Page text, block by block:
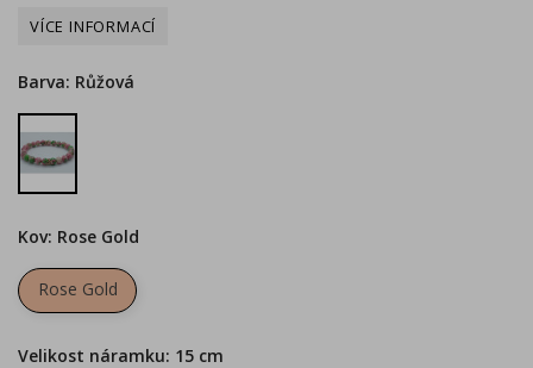
Barva: Růžová
Růžová
Kov: Rose Gold
Rose Gold
Velikost náramku: 15 cm